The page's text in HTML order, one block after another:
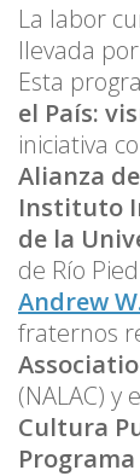
La labor
llevada
Esta
el País:
iniciativa
Alianza
Instituto
de la
de Río
Andrew
fraternos
(NALAC) y
Cultura